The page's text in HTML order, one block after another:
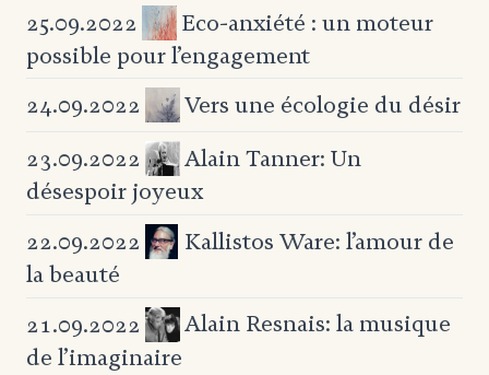
25.09.2022
Eco-anxiété : un moteur
possible pour l’engagement
24.09.2022
Vers une écologie du désir
23.09.2022
Alain Tanner: Un
désespoir joyeux
22.09.2022
Kallistos Ware: l’amour de
la beauté
21.09.2022
Alain Resnais: la musique
de l’imaginaire